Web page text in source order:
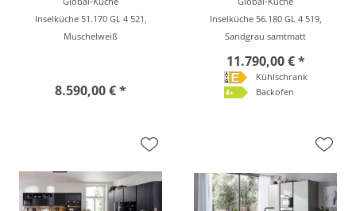
Inselküche 51.170 GL 4 521,
Muschelweiß
8.590,00 € *
Inselküche 56.180 GL 4 519,
Sandgrau samtmatt
11.790,00 € *
Kühlschrank
Backofen